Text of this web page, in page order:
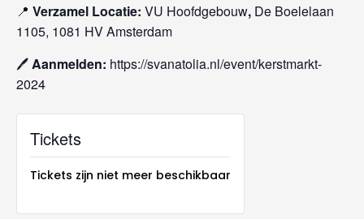
📍 Verzamel Locatie: VU Hoofdgebouw, De Boelelaan
1105, 1081 HV Amsterdam
🖊️Aanmelden: https://svanatolia.nl/event/kerstmarkt-
2024
Tickets
Tickets zijn niet meer beschikbaar